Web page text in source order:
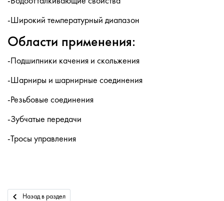
-Широкий температурный диапазон
Области применения:
-Подшипники качения и скольжения
-Шарниры и шарнирные соединения
-Резьбовые соединения
-Зубчатые передачи
-Тросы управления
Назад в раздел